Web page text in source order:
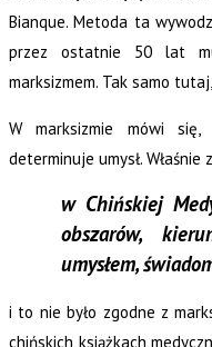
Bianque. Metoda ta
przez ostatnie 50 lat
marksizmem. Tak samo
W marksizmie mówi się,
determinuje umysł.
w Chińskiej
obszarów,
umysłem,
i to nie było zgodne z
chińskich książkach